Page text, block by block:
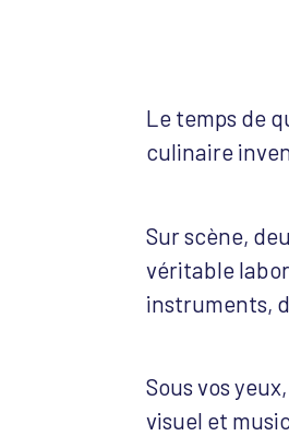
Le temps de
culinaire
Sur scène,
véritable
instruments,
Sous vos
visuel et